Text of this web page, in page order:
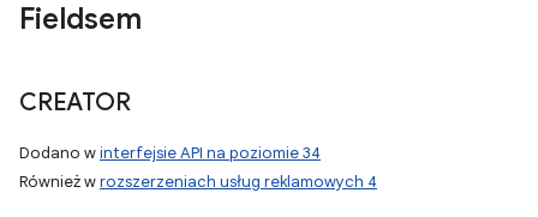
Fieldsem
CREATOR
Dodano winterfejsie API na poziomie 34
Również wrozszerzeniach usług reklamowych 4